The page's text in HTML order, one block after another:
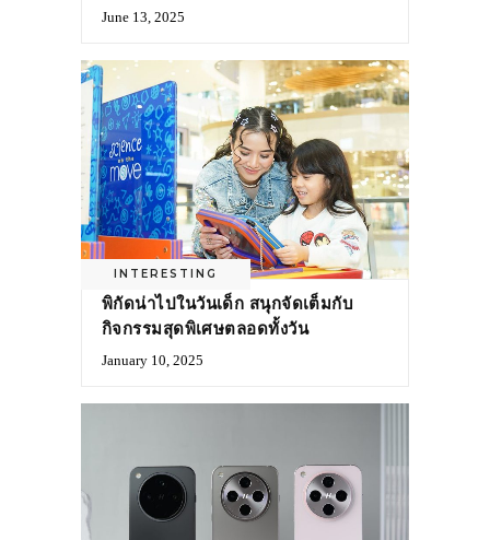
June 13, 2025
INTERESTING
พิกัดน่าไปในวันเด็ก สนุกจัดเต็มกับ
กิจกรรมสุดพิเศษตลอดทั้งวัน
January 10, 2025